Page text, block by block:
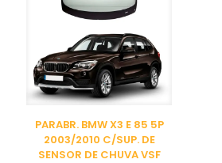
PARABR. BMW X3 E 85 5P
2003/2010 C/SUP. DE
SENSOR DE CHUVA VSF